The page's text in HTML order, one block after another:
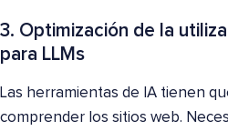
3. Optimización de la
para LLMs
Las herramientas de IA tienen
comprender los sitios web.